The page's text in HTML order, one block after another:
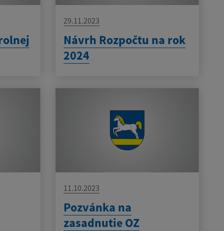
29.11.2023
Návrh Rozpočtu na rok
2024
11.10.2023
Pozvánka na
zasadnutie OZ